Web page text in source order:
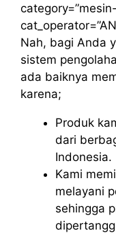
Nah, bagi Anda
sistem
ada baiknya
karena;
Produk
dari
Indonesia.
Kami
melayani
sehingga